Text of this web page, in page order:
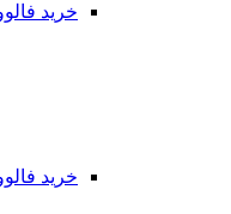
خرید
خرید